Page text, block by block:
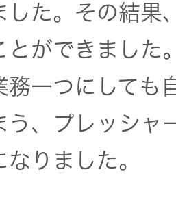
した。その結果
とができました
務一つにしても
う、プレッシャ
なりました。